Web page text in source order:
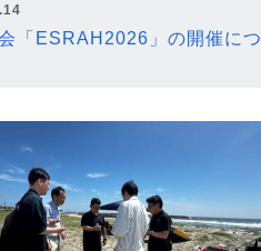
「ESRAH2026」の開催につ